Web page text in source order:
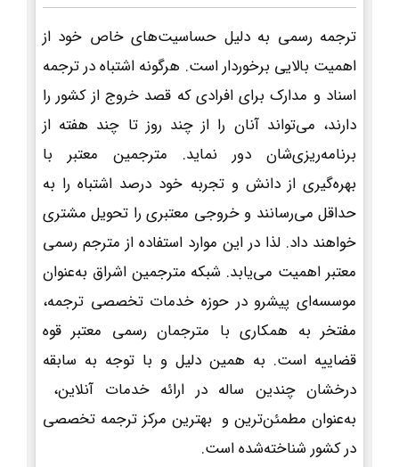
ترجمه رسمی به دلیل حساسیت‌های خاص خود از
اهمیت بالایی برخوردار است. هرگونه اشتباه در ترجمه
اسناد و مدارک برای افرادی که قصد خروج از کشور را
دارند، می‌تواند آنان را از چند روز تا چند هفته از
برنامه‌ریزی‌شان دور نماید. مترجمین معتبر با
بهره‌گیری از دانش و تجربه خود درصد اشتباه را به
حداقل می‌رسانند و خروجی معتبری را تحویل مشتری
خواهند داد. لذا در این موارد استفاده از مترجم رسمی
معتبر اهمیت می‌یابد. شبکه مترجمین اشراق به‌عنوان
موسسه‌ای پیشرو در حوزه خدمات تخصصی ترجمه،
مفتخر به همکاری با مترجمان رسمی معتبر قوه
قضاییه است. به همین دلیل و با توجه به سابقه
درخشان چندین ساله در ارائه خدمات آنلاین،
به‌عنوان مطمئن‌ترین و بهترین مرکز ترجمه تخصصی
در کشور شناخته‌شده است.